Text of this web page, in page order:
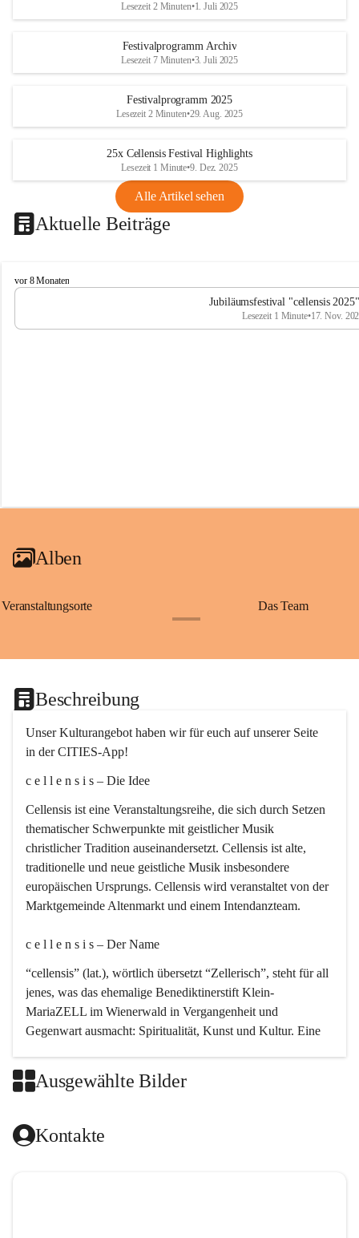
Lesezeit 2 Minuten•1. Juli 2025
Festivalprogramm Archiv
Lesezeit 7 Minuten•3. Juli 2025
Festivalprogramm 2025
Lesezeit 2 Minuten•29. Aug. 2025
25x Cellensis Festival Highlights
Lesezeit 1 Minute•9. Dez. 2025
Alle Artikel sehen
Aktuelle Beiträge
C
e
l
vor 8 Monaten
Jubiläumsfestival "cellensis
Lesezeit 1 Minute•17. Nov.
Alben
Veranstaltungsorte Das Team
Beschreibung
Unser Kulturangebot haben wir für euch auf unserer Seite
in der CITIES-App!
c e l l e n s i s – Die Idee
Cellensis ist eine Veranstaltungsreihe, die sich durch Setzen
thematischer Schwerpunkte mit geistlicher Musik
christlicher Tradition auseinandersetzt. Cellensis ist alte,
traditionelle und neue geistliche Musik insbesondere
europäischen Ursprungs. Cellensis wird veranstaltet von der
Marktgemeinde Altenmarkt und einem Intendanzteam.
c e l l e n s i s – Der Name
“cellensis” (lat.), wörtlich übersetzt “Zellerisch”, steht für all
jenes, was das ehemalige Benediktinerstift Klein-
MariaZELL im Wienerwald in Vergangenheit und
Gegenwart ausmacht: Spiritualität, Kunst und Kultur. Eine
Kirchenmusik, dem kunstvollen Lob Gottes.
Das kirchenmusikalische Festival Cellensis wird seit dem
Ausgewählte Bilder
Kontakte